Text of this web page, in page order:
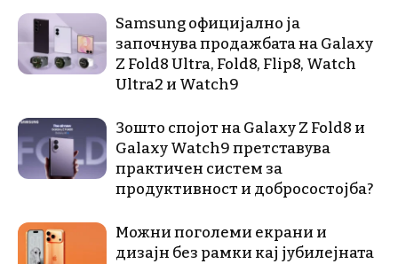
Samsung официјално ја
започнува продажбата на Galaxy
Z Fold8 Ultra, Fold8, Flip8, Watch
Ultra2 и Watch9
Зошто спојот на Galaxy Z Fold8 и
Galaxy Watch9 претставува
практичен систем за
продуктивност и добросостојба?
Можни поголеми екрани и
дизајн без рамки кај јубилејната